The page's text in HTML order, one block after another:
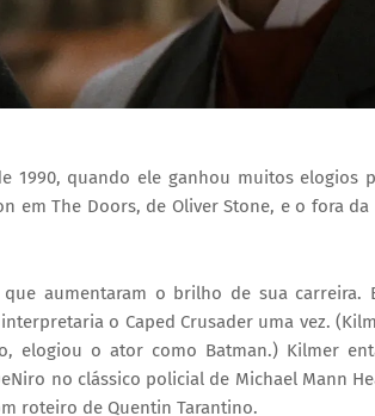
1990, quando ele ganhou muitos elogios
em The Doors, de Oliver Stone, e o fora da
aumentaram o brilho de sua carreira.
o Caped Crusader uma vez.
elogiou o ator como Batman.) Kilmer
no clássico policial de Michael Mann
roteiro de Quentin Tarantino.